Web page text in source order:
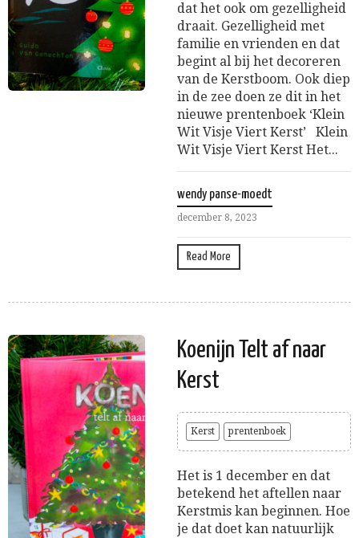
dat het ook om gezelligheid
draait. Gezelligheid met
familie en vrienden en dat
begint al bij het decoreren
van de Kerstboom. Ook diep
in de zee doen ze dit in het
nieuwe prentenboek ‘Klein
Wit Visje Viert Kerst’ Klein
Wit Visje Viert Kerst Het...
wendy panse-moedt
december 8, 2023
Read More
Koenijn Telt af naar
Kerst
Kerst prentenboek
Het is 1 december en dat
betekend het aftellen naar
Kerstmis kan beginnen. Hoe
je dat doet kan natuurlijk